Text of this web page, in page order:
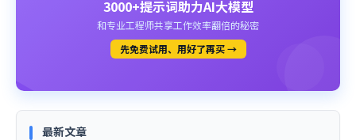
3000+提示词助力AI大模型
和专业工程师共享工作效率翻倍的秘密
先免费试用、用好了再买 →
最新文章